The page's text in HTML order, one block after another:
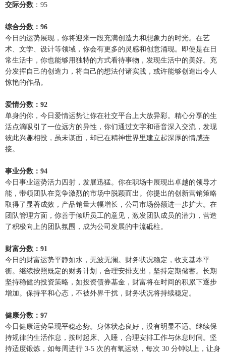
交际分数 ：95
综合分数：96
今日的运势展现，你将迎来一段充满创造力和想象力的时光。在艺
术、文学、设计等领域，你会有更多的灵感和创意涌现。即使是在日
常生活中，你也能够用独特的方式看待事物，发现生活中的美好。充
分发挥自己的创造力，将自己的想法付诸实践，或许能够创造出令人
惊艳的作品。
爱情分数：92
单身的你，今日爱情运势让你在社交平台上大放异彩。精心分享的生
活点滴吸引了一位远方的异性，你们通过文字和语音深入交流，发现
彼此兴趣相投，虽未谋面，却已在精神世界里建立起深厚的情感连
接。
事业分数：94
今日事业运势活力四射，发展迅猛。你在职场中展现出卓越的领导才
能，带领团队在竞争激烈的市场中脱颖而出。你提出的创新营销策略
取得了显著成效，产品销量大幅增长，公司市场份额进一步扩大。在
团队管理方面，你善于倾听员工的意见，激发团队成员的潜力，营造
了积极向上的团队氛围，成为公司发展的中流砥柱。
财富分数：91
今日的财富运势平静如水，无波无澜。财务状况稳定，收支基本平
衡。继续按照既定的财务计划，合理安排支出，坚持定期储蓄。长期
坚持稳健的投资策略，如投资债券基金，财富将在时间的积累下逐步
增加。保持平和心态，不被外界干扰，财务状况将持续稳定。
健康分数：97
今日健康运势呈现平稳态势。身体状态良好，没有明显不适。继续保
持规律的生活作息，按时起床、入睡，合理安排工作与休息时间。坚
持适度锻炼，如每周进行 3-5 次的有氧运动，每次 30 分钟以上，让身